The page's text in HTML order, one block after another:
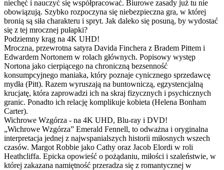
niechęć i nauczyć się współpracować. Biurowe zasady już tu nie
obowiązują. Szybko rozpoczyna się niebezpieczna gra, w której
bronią są siła charakteru i spryt. Jak daleko się posuną, by wydostać
się z tej mrocznej pułapki?
Podziemny krąg na 4K UHD!
Mroczna, przewrotna satyra Davida Finchera z Bradem Pittem i
Edwardem Nortonem w rolach głównych. Popisowy występ
Nortona jako cierpiącego na chroniczną bezsenność
konsumpcyjnego maniaka, który poznaje cynicznego sprzedawcę
mydła (Pitt). Razem wyruszają na buntowniczą, egzystencjalną
krucjatę, która zaprowadzi ich na skraj fizycznych i psychicznych
granic. Ponadto ich relację komplikuje kobieta (Helena Bonham
Carter).
Wichrowe Wzgórza - na 4K UHD, Blu-ray i DVD!
„Wichrowe Wzgórza” Emerald Fennell, to odważna i oryginalna
interpretacja jednej z najwspanialszych historii miłosnych wszech
czasów. Margot Robbie jako Cathy oraz Jacob Elordi w roli
Heathcliffa. Epicka opowieść o pożądaniu, miłości i szaleństwie, w
której zakazana namiętność przeradza się z romantycznej w